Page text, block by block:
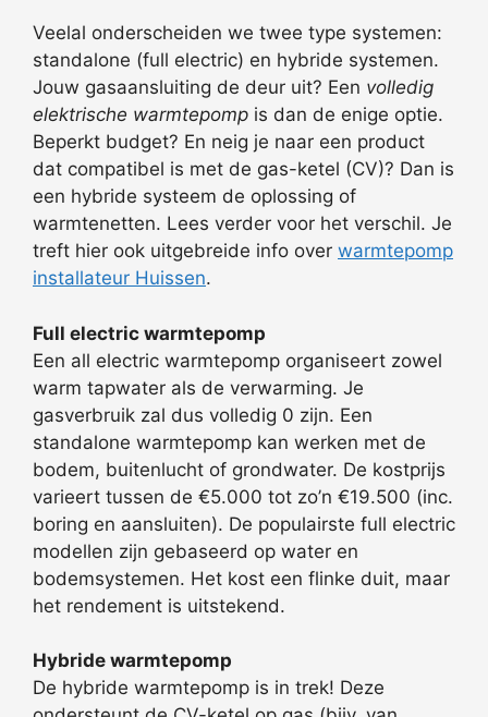
Veelal onderscheiden we twee type systemen:
standalone (full electric) en hybride systemen.
Jouw gasaansluiting de deur uit? Een volledig
elektrische warmtepomp is dan de enige optie.
Beperkt budget? En neig je naar een product
dat compatibel is met de gas-ketel (CV)? Dan is
een hybride systeem de oplossing of
warmtenetten. Lees verder voor het verschil. Je
treft hier ook uitgebreide info over warmtepomp
installateur Huissen.
Full electric warmtepomp
Een all electric warmtepomp organiseert zowel
warm tapwater als de verwarming. Je
gasverbruik zal dus volledig 0 zijn. Een
standalone warmtepomp kan werken met de
bodem, buitenlucht of grondwater. De kostprijs
varieert tussen de €5.000 tot zo’n €19.500 (inc.
boring en aansluiten). De populairste full electric
modellen zijn gebaseerd op water en
bodemsystemen. Het kost een flinke duit, maar
het rendement is uitstekend.
Hybride warmtepomp
De hybride warmtepomp is in trek! Deze